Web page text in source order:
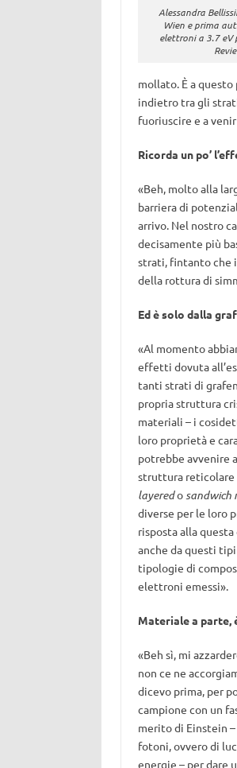
Alessandra
Wien e prima
elettroni a 3.7 eV
mollato. È a
indietro tra gli
fuoriuscire e a
Ricorda un po’
«Beh, molto alla
barriera di
arrivo. Nel nostro
decisamente più
strati, fintanto che
della rottura di
Ed è solo dalla
«Al momento
effetti dovuta
tanti strati di
propria struttura
materiali – i
loro proprietà e
potrebbe avvenire
struttura reticolare
layeredosandwich
diverse per le loro
risposta alla
anche da questi
tipologie di
elettroni emessi».
Materiale a parte,
«Beh sì, mi
non ce ne
dicevo prima, per
campione con un
merito di Einstein
fotoni, ovvero di
energie – per dare